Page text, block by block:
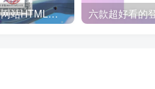
在线QQ价值评估网站HTML源码